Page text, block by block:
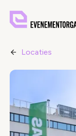
Locaties